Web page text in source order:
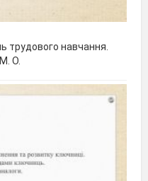
трудового навчання.
О.